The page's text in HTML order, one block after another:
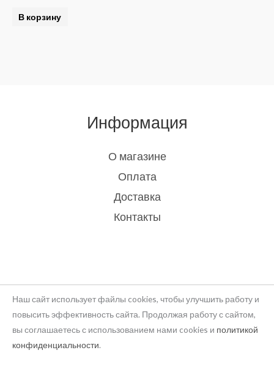
В корзину
Информация
О магазине
Оплата
Доставка
Контакты
Наш сайт использует файлы cookies, чтобы улучшить работу и
повысить эффективность сайта. Продолжая работу с сайтом,
вы соглашаетесь с использованием нами cookies и политикой
конфиденциальности.